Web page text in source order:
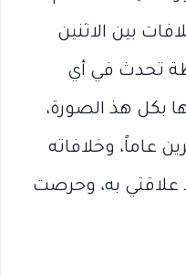
بين الاثنين
تحدث في أي
بكل هذ الصورة،
عاماً، وخلافاته
علاقتي به، وحرصت